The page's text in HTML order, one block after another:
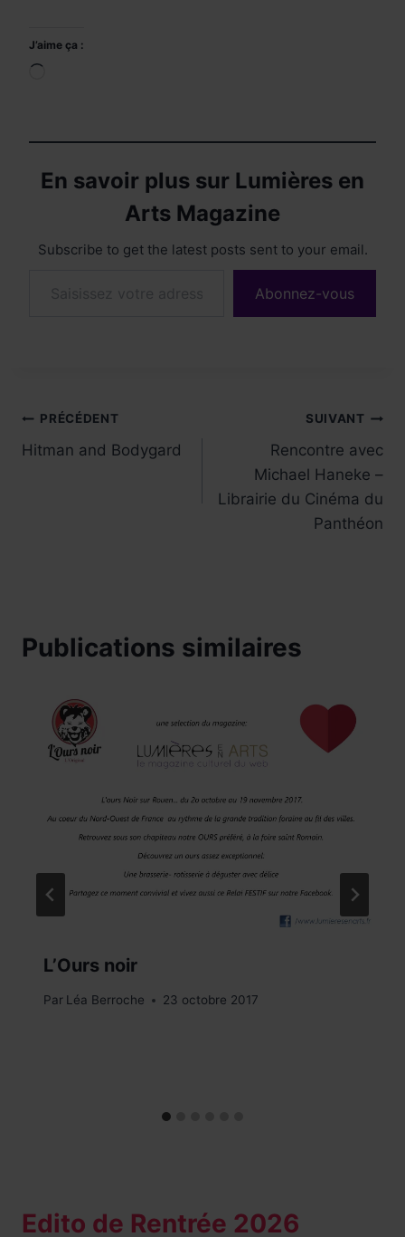
J’aime ça :
En savoir plus sur Lumières en
Arts Magazine
Subscribe to get the latest posts sent to your email.
Abonnez-vous
Navigation
de
PRÉCÉDENT
Hitman and Bodygard
SUIVANT
Rencontre avec
Michael Haneke –
Librairie du Cinéma du
Panthéon
Publications similaires
L’Ours noir
Par Léa Berroche 23 octobre 2017
Edito de Rentrée 2026